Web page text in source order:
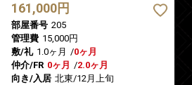
161,000円
部屋番号 205
管理費 15,000円
敷/礼 1.0ヶ月 /0ヶ月
仲介/FR 0ヶ月 /2.0ヶ月
向き/入居 北東/12月上旬